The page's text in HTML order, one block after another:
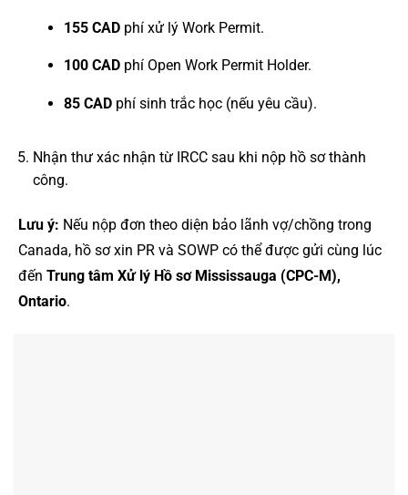
155 CADphí xử lý Work Permit.
100 CADphí Open Work Permit Holder.
85 CADphí sinh trắc học (nếu yêu cầu).
Nhận thư xác nhận từ IRCC sau khi nộp hồ sơ thành
công.
Lưu ý: Nếu nộp đơn theo diện bảo lãnh vợ/chồng trong
Canada, hồ sơ xin PR và SOWP có thể được gửi cùng lúc
đến Trung tâm Xử lý Hồ sơ Mississauga (CPC-M),
Ontario.